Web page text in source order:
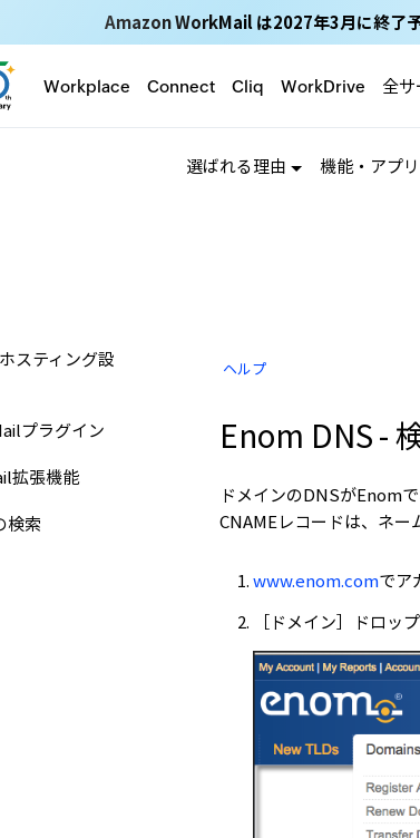
Amazon WorkMail は2027年3月に終了
Workplace Connect Cliq WorkDrive 全
選ばれる理由 機能・アプリ
スティング設
プラグイン
拡張機能
検索
ヘルプ
Enom DNS -
ドメインのDNSがEnom
CNAMEレコードは、ネー
www.enom.comでア
［ドメイン］ドロッ